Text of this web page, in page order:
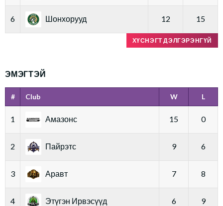
6 Шонхорууд 12 15
ХҮСНЭГТ ДЭЛГЭРЭНГҮЙ
ЭМЭГТЭЙ
# Club W L
1 Амазонс 15 0
2 Пайрэтс 9 6
3 Аравт 7 8
4 Этүгэн Ирвэсүүд 6 9